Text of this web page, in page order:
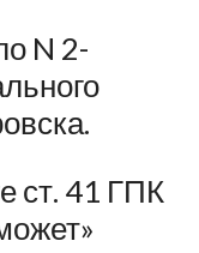
N 2-
ст. 41 ГПК